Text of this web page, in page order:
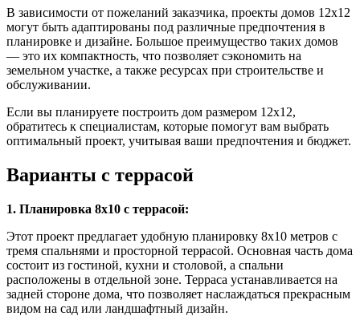
В зависимости от пожеланий заказчика, проекты домов 12х12
могут быть адаптированы под различные предпочтения в
планировке и дизайне. Большое преимущество таких домов
— это их компактность, что позволяет сэкономить на
земельном участке, а также ресурсах при строительстве и
обслуживании.
Если вы планируете построить дом размером 12х12,
обратитесь к специалистам, которые помогут вам выбрать
оптимальный проект, учитывая ваши предпочтения и бюджет.
Варианты с террасой
1. Планировка 8х10 с террасой:
Этот проект предлагает удобную планировку 8х10 метров с
тремя спальнями и просторной террасой. Основная часть дома
состоит из гостиной, кухни и столовой, а спальни
расположены в отдельной зоне. Терраса устанавливается на
задней стороне дома, что позволяет наслаждаться прекрасным
видом на сад или ландшафтный дизайн.